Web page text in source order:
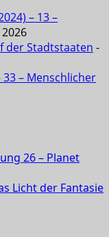
– 13 –
der Stadtstaaten -
– Menschlicher
26 – Planet
Licht der Fantasie